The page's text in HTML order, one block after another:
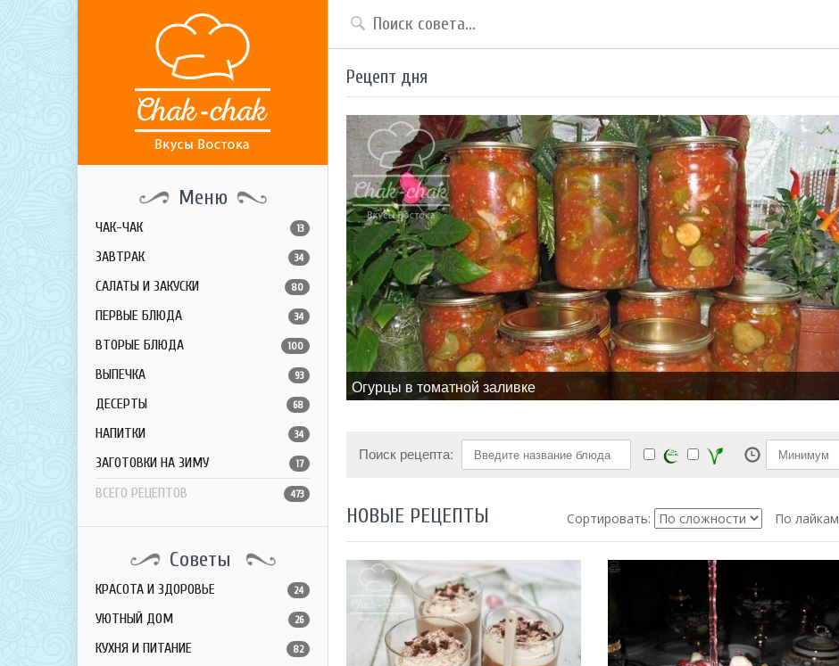
Меню
ЧАК-ЧАК 13
ЗАВТРАК 34
САЛАТЫ И ЗАКУСКИ 80
ПЕРВЫЕ БЛЮДА 34
ВТОРЫЕ БЛЮДА 100
ВЫПЕЧКА 93
ДЕСЕРТЫ 68
НАПИТКИ 34
ЗАГОТОВКИ НА ЗИМУ 17
ВСЕГО РЕЦЕПТОВ 473
Советы
КРАСОТА И ЗДОРОВЬЕ 24
УЮТНЫЙ ДОМ 26
КУХНЯ И ПИТАНИЕ 82
Рецепт дня
Огурцы в томатной заливке
Поиск рецепта:
НОВЫЕ РЕЦЕПТЫ Сортировать: По лайкам